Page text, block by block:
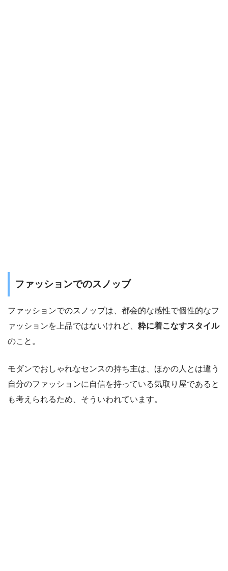
ファッションでのスノッブ
ファッションでのスノッブは、都会的な感性で個性的なフ
ァッションを上品ではないけれど、 粋に着こなすスタイル
のこと。
モダンでおしゃれなセンスの持ち主は、ほかの人とは違う
自分のファッションに自信を持っている気取り屋であると
も考えられるため、そういわれています。